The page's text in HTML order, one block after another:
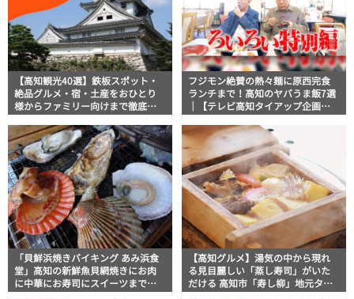
【高知観光40選】鉄板スポット・
絶品グルメ・宿・土産をおひとり
様からファミリー向けまで徹底解
フジモン絶賛の熱々麺に原西完食
ランチまで！高知のヤバうま飯7選
｜【テレビ高知タイアップ企画】
「貝鮮浜焼きバイキング あみ浜食
堂」高知の新鮮魚貝網焼きにお肉
に中華にお寿司にスイーツまで！
【高知グルメ】湯気の中から現れ
る見目麗しい「蒸し寿司」がいた
だける 高知市「寿し柳」地元タウ